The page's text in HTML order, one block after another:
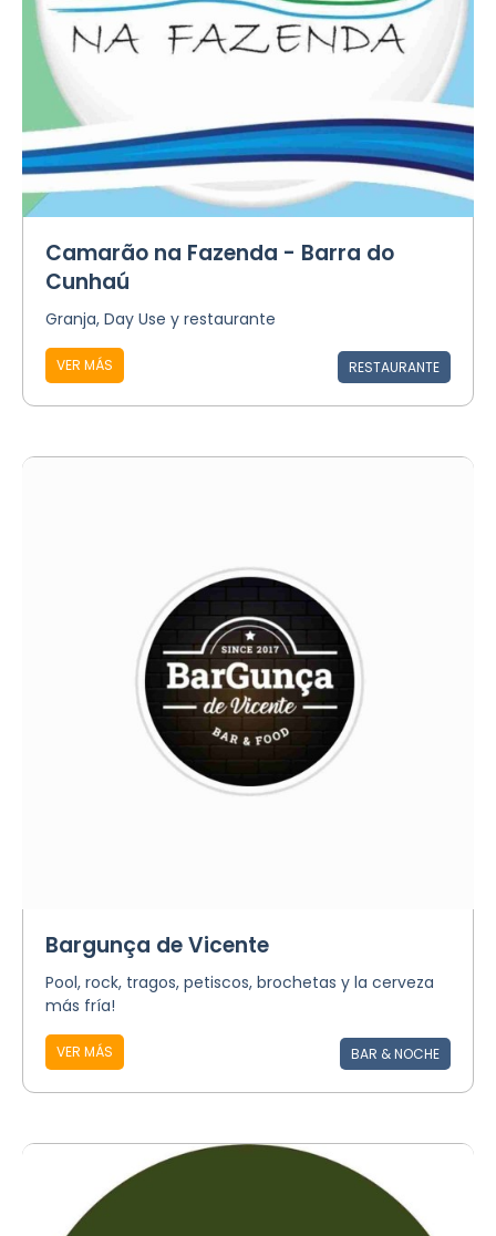
Camarão na Fazenda - Barra do
Cunhaú
Granja, Day Use y restaurante
VER MÁS RESTAURANTE
Bargunça de Vicente
Pool, rock, tragos, petiscos, brochetas y la cerveza
más fría!
VER MÁS BAR & NOCHE